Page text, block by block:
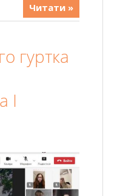
Читати »
гуртка
І